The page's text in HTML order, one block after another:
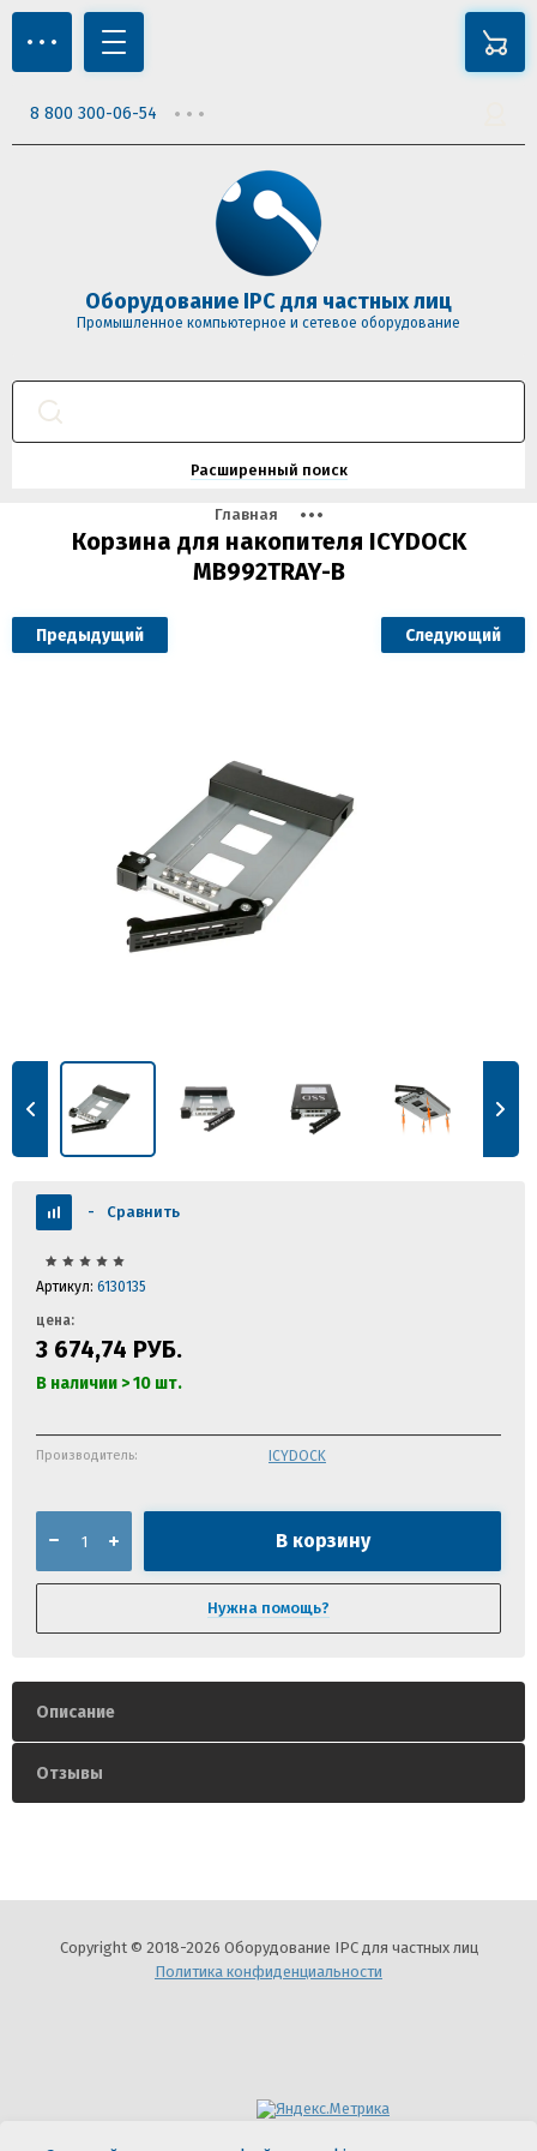
8 800 300-06-54
Оборудование IPC для частных лиц
Промышленное компьютерное и сетевое оборудование
Расширенный поиск
Главная
Корзина для накопителя ICYDOCK
MB992TRAY-B
Предыдущий Следующий
- Сравнить
Артикул: 6130135
цена:
3 674,74 РУБ.
В наличии > 10 шт.
Производитель: ICYDOCK
В корзину
Нужна помощь?
Описание
Отзывы
Copyright © 2018-2026 Оборудование IPC для частных лиц
Политика конфиденциальности